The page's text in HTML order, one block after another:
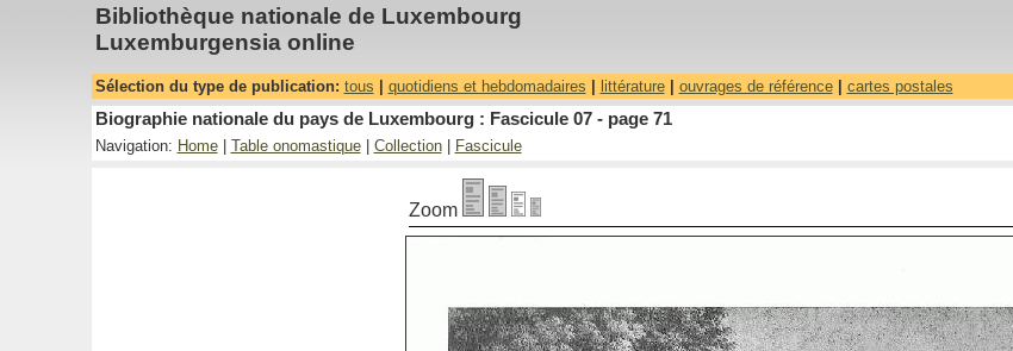
Bibliothèque nationale de Luxembourg
Luxemburgensia online
Sélection du type de publication: tous quotidiens et hebdomadaires littérature| ouvrages de référence| cartes postales
Biographie nationale du pays de Luxembourg : Fascicule 07 - page 71
Navigation: Home| Table onomastique| Collection| Fascicule
Zoom